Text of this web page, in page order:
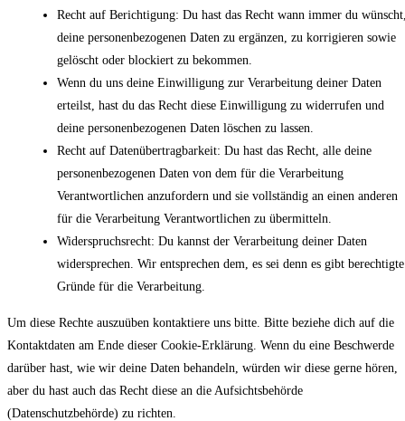
Recht auf Berichtigung: Du hast das Recht wann immer du
deine personenbezogenen Daten zu ergänzen, zu korrigieren sowie
gelöscht oder blockiert zu bekommen.
Wenn du uns deine Einwilligung zur Verarbeitung deiner Daten
erteilst, hast du das Recht diese Einwilligung zu widerrufen und
deine personenbezogenen Daten löschen zu lassen.
Recht auf Datenübertragbarkeit: Du hast das Recht, alle deine
personenbezogenen Daten von dem für die Verarbeitung
Verantwortlichen anzufordern und sie vollständig an einen anderen
für die Verarbeitung Verantwortlichen zu übermitteln.
Widerspruchsrecht: Du kannst der Verarbeitung deiner Daten
widersprechen. Wir entsprechen dem, es sei denn es gibt berechtigte
Gründe für die Verarbeitung.
Um diese Rechte auszuüben kontaktiere uns bitte. Bitte beziehe dich auf die
Kontaktdaten am Ende dieser Cookie-Erklärung. Wenn du eine Beschwerde
darüber hast, wie wir deine Daten behandeln, würden wir diese gerne hören,
aber du hast auch das Recht diese an die Aufsichtsbehörde
(Datenschutzbehörde) zu richten.